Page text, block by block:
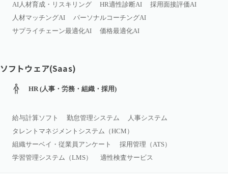
AI人材育成・リスキリング HR適性診断AI
採用面接評価AI
人材マッチングAI
パーソナルコーチングAI
サプライチェーン最適化AI
価格最適化AI
ソフトウェア(Saas)
HR (人事・労務・組織・採用)
給与計算ソフト 勤怠管理システム
人事システム
タレントマネジメントシステム（HCM）
組織サーベイ・従業員アンケート
採用管理（ATS）
学習管理システム（LMS）
適性検査サービス